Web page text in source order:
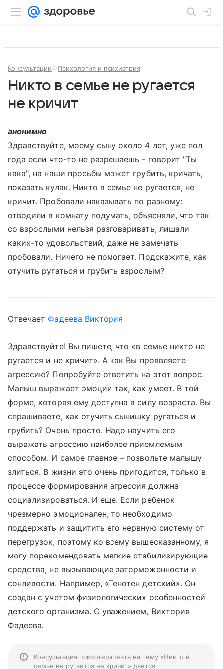
Консультации Психология и психиатрия
Никто в семье не ругается
не кричит
анонимно
Здравствуйте, моему сыну около 4 лет, уже пол
года если что-то не разрешаешь - говорит "Ты
кака", на наши просьбы может грубить, кричать,
показать кулак. Никто в семье не ругается, не
кричит. Пробовали наказывать по разному:
отводили в комнату подумать, объясняли, что так
со взрослыми нельзя разговаривать, лишали
каких-то удовольствий, даже не замечать
пробовали. Ничего не помогает. Подскажите, как
отучить ругаться и грубить взрослым?
Отвечает Фадеева Виктория
Здравствуйте! Вы пишете, что «в семье никто не
ругается и не кричит». А как Вы проявляете
агрессию? Попробуйте ответить на этот вопрос.
Малыш выражает эмоции так, как умеет. В той
форме, которая ему доступна в силу возраста. Вы
спрашиваете, как отучить сынишку ругаться и
грубить? Очень просто. Надо научить его
выражать агрессию наиболее приемлемым
способом. И самое главное – позвольте малышу
злиться. В жизни это очень пригодится, только в
процессе формирования агрессия должна
социализироваться. И еще. Если ребенок
чрезмерно эмоционален, то необходимо
поддержать и защитить его нервную систему от
перегрузок, поэтому ко всему вышесказанному, я
могу порекомендовать мягкие стабилизирующие
средства, не вызывающие заторможенности и
сонливости. Например, «Тенотен детский». Он
создан с учетом физиологических особенностей
детского организма. С уважением, Виктория
Фадеева.
Консультация психотерапевта на тему «Никто в
семье не ругается не кричит» дается